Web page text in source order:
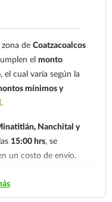
deberá enviar su
correo
zona deCoatzacoalcos
elmonto
, el cual varía según la
mínimos y
Nanchital y
15:00 hrs, se
un costo de envío.
se envían mediante
en el territorio